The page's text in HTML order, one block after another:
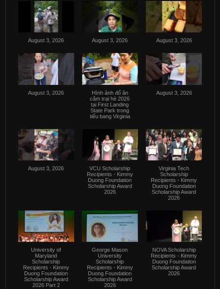
August 3, 2026 August 3, 2026 August 3, 2026
August 3, 2026
Hình ảnh đổ ăn
câm trại hè 2026
tại First Landing
State Park trong
tiểu bang Virginia
August 3, 2026
August 3, 2026
VCU Scholarship
Recipients - Kimmy
Duong Foundation
Scholarship Award
2026
Virginia Tech
Scholarship
Recipients - Kimmy
Duong Foundation
Scholarship Award
2026
University of
Maryland
Scholarship
Recipients - Kimmy
Duong Foundation
Scholarship Award
2026 Part 2
George Mason
University
Scholarship
Recipients - Kimmy
Duong Foundation
Scholarship Award
2026
NOVA Scholarship
Recipients - Kimmy
Duong Foundation
Scholarship Award
2026